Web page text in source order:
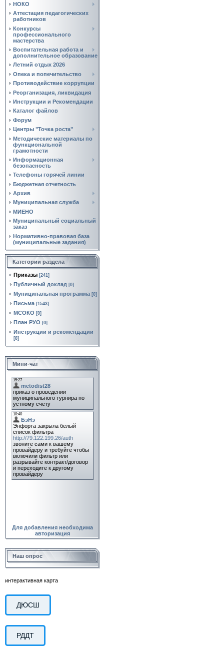
НОКО
Аттестация педагогических
работников
Конкурсы
профессионального
мастерства
Воспитательная работа и
дополнительное образование
Летний отдых 2026
Опека и попечительство
Противодействие коррупции
Реорганизация, ликвидация
Инструкции и Рекомендации
Каталог файлов
Форум
Центры "Точка роста"
Методические материалы по
функциональной
грамотности
Информационная
безопасность
Телефоны горячей линии
Бюджетная отчетность
Архив
Муниципальная служба
МИЕНО
Муниципальный социальный
заказ
Нормативно‑правовая база
(муниципальные задания)
Категории раздела
Приказы [241]
Публичный доклад [0]
Муниципальная программа [0]
Письма [1543]
МСОКО [0]
План РУО [0]
Инструкции и рекомендации
[8]
Мини-чат
Для добавления необходима
авторизация
Наш опрос
интерактивная карта
ДЮСШ
РДДТ